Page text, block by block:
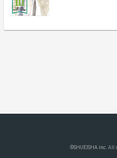
©SHUEISHA inc. All